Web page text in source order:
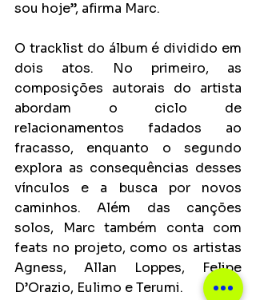
sou hoje”, afirma Marc.
O tracklist do álbum é dividido em
dois atos. No primeiro, as
composições autorais do artista
abordam o ciclo de
relacionamentos fadados ao
fracasso, enquanto o segundo
explora as consequências desses
vínculos e a busca por novos
caminhos. Além das canções
solos, Marc também conta com
feats no projeto, como os artistas
Agness, Allan Loppes, Felipe
D’Orazio, Eulimo e Terumi.